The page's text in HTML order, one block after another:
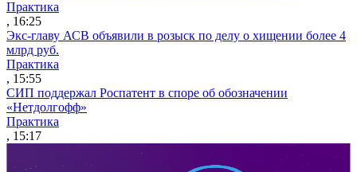
Практика
, 16:25
Экс-главу АСВ объявили в розыск по делу о хищении более 4
млрд руб.
Практика
, 15:55
СИП поддержал Роспатент в споре об обозначении
«Нетдолгофф»
Практика
, 15:17